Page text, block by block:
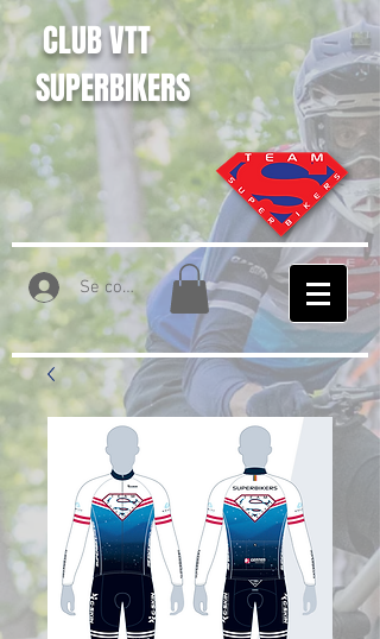
CLUB VTT
SUPERBIKERS
Se connecter